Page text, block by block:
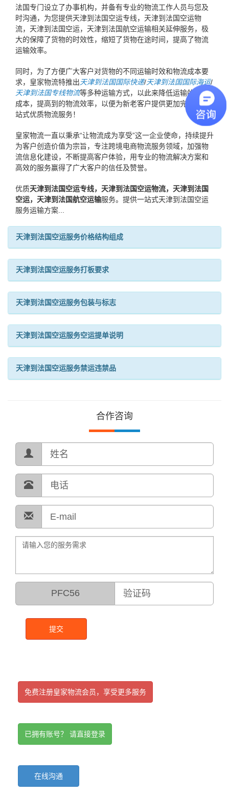
法国专门设立了办事机构，并备有专业的物流工作人员与您及
时沟通，为您提供天津到法国空运专线，天津到法国空运物
流，天津到法国空运，天津到法国航空运输相关延伸服务，极
大的保障了货物的时效性，缩短了货物在途时间，提高了物流
运输效率。
同时，为了方便广大客户对货物的不同运输时效和物流成本要
求，皇家物流特推出天津到法国国际快递/天津到法国国际海运/
天津到法国专线物流等多种运输方式，以此来降低运输的物流
成本，提高到的物流效率，以便为新老客户提供更加完善的一
站式优质物流服务！
皇家物流一直以秉承“让物流成为享受”这一企业使命，持续提升
为客户创造价值为宗旨，专注跨境电商物流服务领域，加强物
流信息化建设，不断提高客户体验，用专业的物流解决方案和
高效的服务赢得了广大客户的信任及赞誉。
优质天津到法国空运专线，天津到法国空运物流，天津到法国
空运，天津到法国航空运输服务。提供一站式天津到法国空运
服务运输方案...
天津到法国空运服务价格结构组成
天津到法国空运服务打板要求
天津到法国空运服务包装与标志
天津到法国空运服务空运提单说明
天津到法国空运服务禁运违禁品
合作咨询
PFC56
提交
免费注册皇家物流会员，享受更多服务
已拥有账号？ 请直接登录
在线沟通